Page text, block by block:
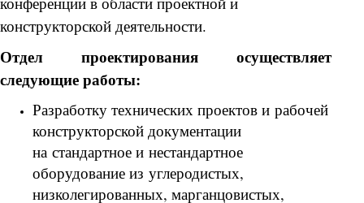
конструкторской деятельности.
Отдел проектирования осуществляет
следующие работы:
Разработку технических проектов и рабочей
конструкторской документации
на стандартное и нестандартное
оборудование из углеродистых,
низколегированных, марганцовистых,